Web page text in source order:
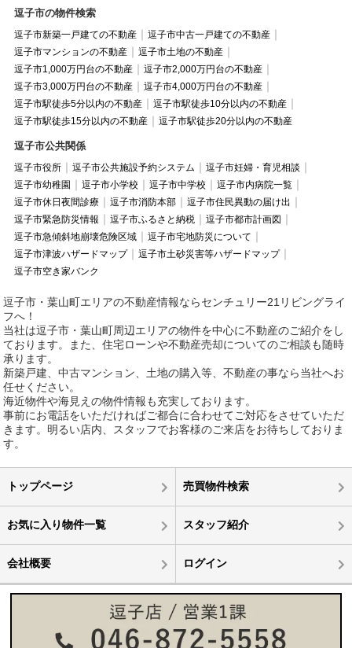
逗子市の物件検索
逗子市新築一戸建ての不動産
逗子市中古一戸建ての不動産
逗子市マンションの不動産
逗子市土地の不動産
逗子市1,000万円台の不動産
逗子市2,000万円台の不動産
逗子市3,000万円台の不動産
逗子市4,000万円台の不動産
逗子市駅徒歩5分以内の不動産
逗子市駅徒歩10分以内の不動産
逗子市駅徒歩15分以内の不動産
逗子市駅徒歩20分以内の不動産
逗子市公共関係
逗子市役所 逗子市公共施設予約システム
逗子市妊婦・育児相談
逗子市幼稚園
逗子市小学校 逗子市中学校
逗子市内病院一覧
逗子市休日夜間診療
逗子市消防本部
逗子市住民異動の届け出
逗子市緊急防災情報
逗子市ふるさと納税
逗子市都市計画図
逗子市急傾斜地崩壊危険区域
逗子市宅地防災について
逗子市津波ハザードマップ
逗子市土砂災害等ハザードマップ
逗子市空き家バンク
逗子市・葉山町エリアの不動産情報ならセンチュリー21リビングライ
フへ！
当社は逗子市・葉山町周辺エリアの物件を中心に不動産のご紹介をし
ております。また、住宅ローンや不動産売却についてのご相談も随時
承ります。
新築戸建、中古マンション、土地の購入等、不動産の事なら当社へお
任せください。
海近物件や海見えの物件情報も充実しております。
事前にお電話をいただければご都合に合わせてご対応をさせていただ
きます。明るい店内、スタッフでお客様のご来店をお待ちしておりま
す。
トップページ 売買物件検索
お気に入り物件一覧 スタッフ紹介
会社概要 ログイン